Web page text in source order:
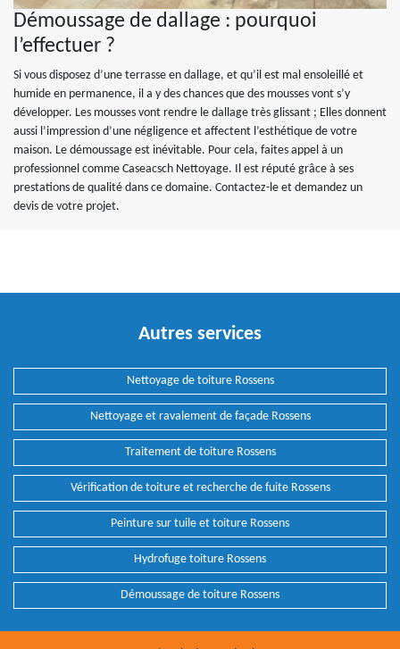
Démoussage de dallage : pourquoi
l’effectuer ?
Si vous disposez d’une terrasse en dallage, et qu’il est mal ensoleillé et
humide en permanence, il a y des chances que des mousses vont s’y
développer. Les mousses vont rendre le dallage très glissant ; Elles donnent
aussi l’impression d’une négligence et affectent l’esthétique de votre
maison. Le démoussage est inévitable. Pour cela, faites appel à un
professionnel comme Caseacsch Nettoyage. Il est réputé grâce à ses
prestations de qualité dans ce domaine. Contactez-le et demandez un
devis de votre projet.
Autres services
Nettoyage de toiture Rossens
Nettoyage et ravalement de façade Rossens
Traitement de toiture Rossens
Vérification de toiture et recherche de fuite Rossens
Peinture sur tuile et toiture Rossens
Hydrofuge toiture Rossens
Démoussage de toiture Rossens